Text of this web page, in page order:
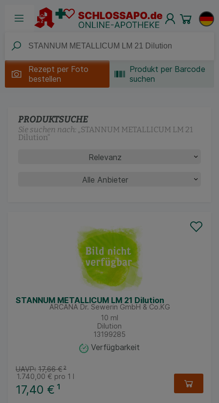
Rezept per Foto
bestellen
Produkt per Barcode
suchen
PRODUKTSUCHE
Sie suchen nach: „STANNUM METALLICUM LM 21
Dilution“
STANNUM METALLICUM LM 21 Dilution
ARCANA Dr. Sewerin GmbH & Co.KG
10 ml
Dilution
13199285
Verfügbarkeit
17,40 € ¹
UAVP: 17,66 €²
1.740,00 € pro 1 l